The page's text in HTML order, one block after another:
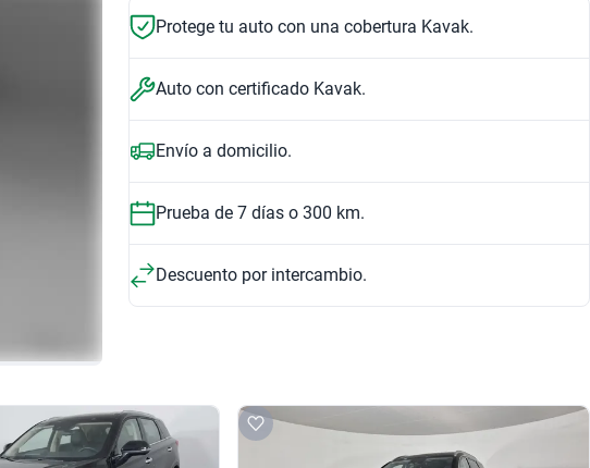
Protege tu auto con una cobertura Kavak.
Auto con certificado Kavak.
Envío a domicilio.
Prueba de 7 días o 300 km.
Descuento por intercambio.